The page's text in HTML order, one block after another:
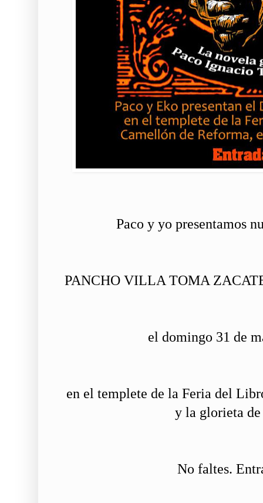
Paco y yo presentamos
PANCHO VILLA TOMA
el domingo 31 de
en el templete de la Feria del
y la glorieta
No faltes.